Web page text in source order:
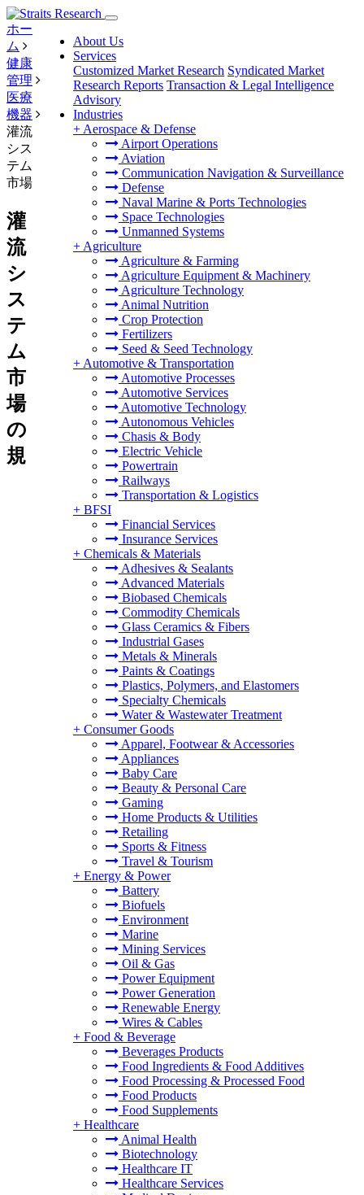
About Us
Services
Customized Market Research Syndicated Market
Research Reports Transaction & Legal Intelligence
Advisory
Industries
+ Aerospace & Defense
Airport Operations
Aviation
Communication Navigation & Surveillance
Defense
Naval Marine & Ports Technologies
Space Technologies
Unmanned Systems
+ Agriculture
Agriculture & Farming
Agriculture Equipment & Machinery
Agriculture Technology
Animal Nutrition
Crop Protection
Fertilizers
Seed & Seed Technology
+ Automotive & Transportation
Automotive Processes
Automotive Services
Automotive Technology
Autonomous Vehicles
Chasis & Body
Electric Vehicle
Powertrain
Railways
Transportation & Logistics
+ BFSI
Financial Services
Insurance Services
+ Chemicals & Materials
Adhesives & Sealants
Advanced Materials
Biobased Chemicals
Commodity Chemicals
Glass Ceramics & Fibers
Industrial Gases
Metals & Minerals
Paints & Coatings
Plastics, Polymers, and Elastomers
Specialty Chemicals
Water & Wastewater Treatment
+ Consumer Goods
Apparel, Footwear & Accessories
Appliances
Baby Care
Beauty & Personal Care
Gaming
Home Products & Utilities
Retailing
Sports & Fitness
Travel & Tourism
+ Energy & Power
Battery
Biofuels
Environment
Marine
Mining Services
Oil & Gas
Power Equipment
Power Generation
Renewable Energy
Wires & Cables
+ Food & Beverage
Beverages Products
Food Ingredients & Food Additives
Food Processing & Processed Food
Food Products
Food Supplements
+ Healthcare
Animal Health
Biotechnology
Healthcare IT
Healthcare Services
ホー
ム
健康
管理
医療
機器
灌流
シス
テム
市場
灌
流
シ
ス
テ
ム
市
場
の
規